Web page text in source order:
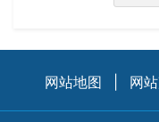
网站地图 网